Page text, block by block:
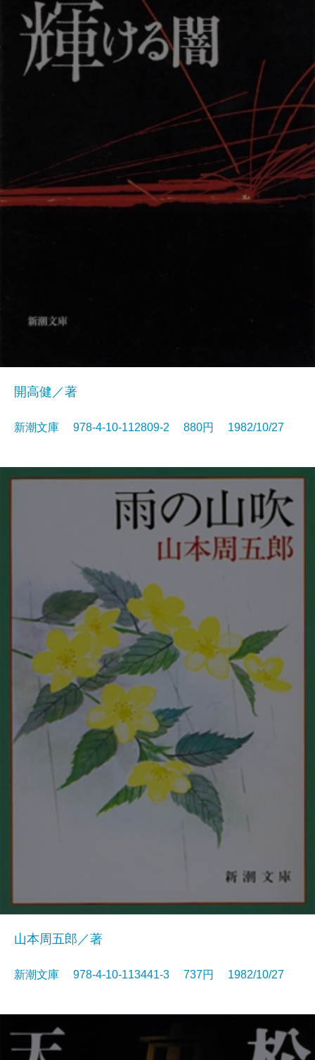
開高健／著
新潮文庫 978-4-10-112809-2 880円 1982/10/27
山本周五郎／著
新潮文庫 978-4-10-113441-3 737円 1982/10/27